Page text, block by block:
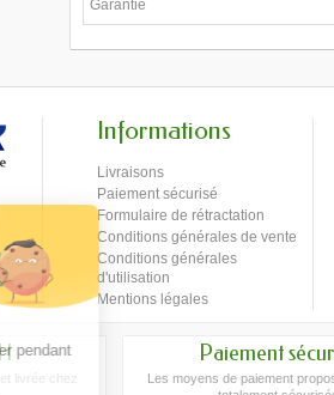
Garantie
Informations
Livraisons
Paiement sécurisé
Formulaire de rétractation
Conditions générales de vente
Conditions générales
d'utilisation
Mentions légales
livrée chez
Paiement
Les moyens de paiement